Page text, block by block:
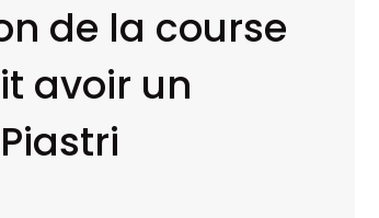
de la course
avoir un